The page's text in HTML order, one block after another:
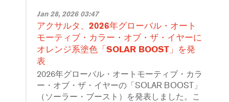
Jan 28, 2026 03:47
アクサルタ、2026年グローバル・オート
モーティブ・カラー・オブ・ザ・イヤーに
オレンジ系塗色「SOLAR BOOST」を発
表
2026年グローバル・オートモーティブ・カラ
ー・オブ・ザ・イヤーの「SOLAR BOOST」
（ソーラー・ブースト）を発表しました。こ